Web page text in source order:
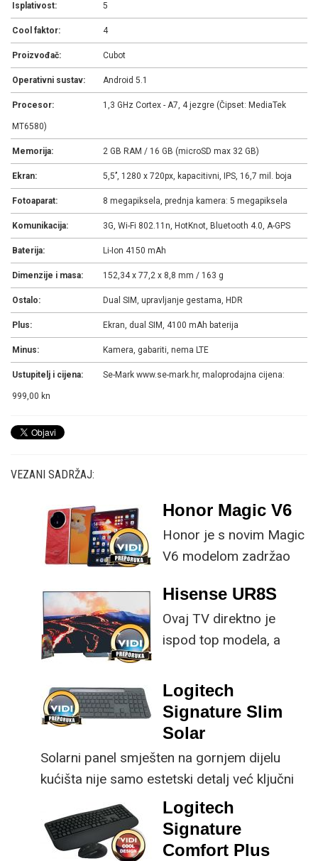
Isplativost: 5
Cool faktor: 4
Proizvođač: Cubot
Operativni sustav: Android 5.1
Procesor: 1,3 GHz Cortex - A7, 4 jezgre (Čipset: MediaTek
MT6580)
Memorija: 2 GB RAM / 16 GB (microSD max 32 GB)
Ekran: 5,5’’, 1280 x 720px, kapacitivni, IPS, 16,7 mil. boja
Fotoaparat: 8 megapiksela, prednja kamera: 5 megapiksela
Komunikacija: 3G, Wi-Fi 802.11n, HotKnot, Bluetooth 4.0, A-GPS
Baterija: Li-Ion 4150 mAh
Dimenzije i masa: 152,34 x 77,2 x 8,8 mm / 163 g
Ostalo: Dual SIM, upravljanje gestama, HDR
Plus: Ekran, dual SIM, 4100 mAh baterija
Minus: Kamera, gabariti, nema LTE
Ustupitelj i cijena: Se-Mark www.se-mark.hr, maloprodajna cijena:
999,00 kn
VEZANI SADRŽAJ:
Honor Magic V6
Honor je s novim Magic
V6 modelom zadržao
specifikacije, no
istovremeno
implementirao
ključne svakom
korisniku.
Hisense UR8S
Ovaj TV direktno je
ispod top modela, a
male ustupke možete
osjetno uštedjeti pri
kupnji.
Logitech
Signature Slim
Solar
Solarni panel smješten na gornjem dijelu
kućišta nije samo estetski detalj već ključni
dio koncepta ovog proizvoda, jer koristi
energiju prirodnog ili umjetnog svjetla za
rad.
Logitech
Signature
Comfort Plus